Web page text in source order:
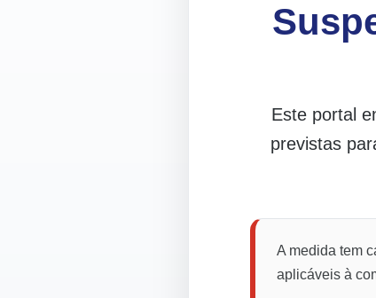
Este portal
previstas
A medida tem
aplicáveis à